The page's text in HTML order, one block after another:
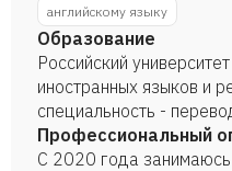
английскому языку
Образование
Российский
иностранных языков и
специальность -
профессиональной
Российский
Профессиональный
С 2020 года занимаюсь